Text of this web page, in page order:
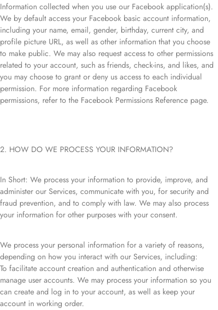
Information collected when you use our Facebook application(s).
We by default access your Facebook basic account information,
including your name, email, gender, birthday, current city, and
profile picture URL, as well as other information that you choose
to make public. We may also request access to other permissions
related to your account, such as friends, check-ins, and likes, and
you may choose to grant or deny us access to each individual
permission. For more information regarding Facebook
permissions, refer to the Facebook Permissions Reference page.
2. HOW DO WE PROCESS YOUR INFORMATION?
In Short: We process your information to provide, improve, and
administer our Services, communicate with you, for security and
fraud prevention, and to comply with law. We may also process
your information for other purposes with your consent.
We process your personal information for a variety of reasons,
depending on how you interact with our Services, including:
To facilitate account creation and authentication and otherwise
manage user accounts. We may process your information so you
can create and log in to your account, as well as keep your
account in working order.